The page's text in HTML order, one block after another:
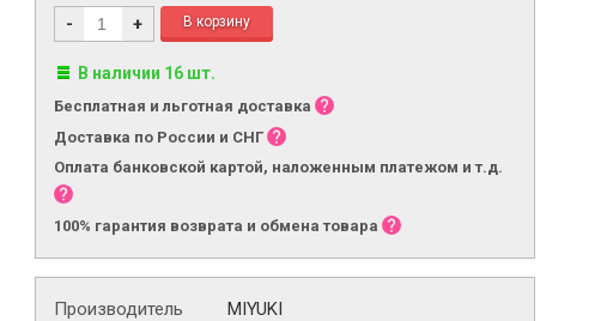
- +
В наличии 16 шт.
Бесплатная и льготная доставка
Доставка по России и СНГ
Оплата банковской картой, наложенным платежом и т.д.
100% гарантия возврата и обмена товара
Производитель
MIYUKI